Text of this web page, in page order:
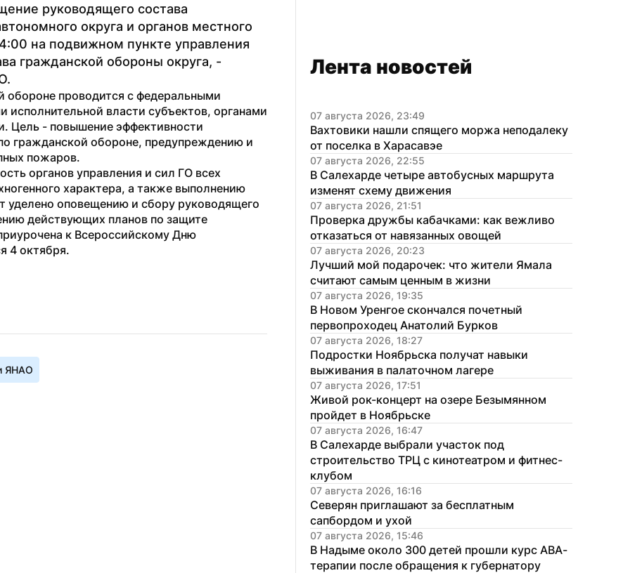
руководящего состава
округа и органов местного
на подвижном пункте управления
гражданской обороны округа, -
обороне проводится с федеральными
исполнительной власти субъектов, органами
Цель - повышение эффективности
гражданской обороне, предупреждению и
пожаров.
органов управления и сил ГО всех
характера, а также выполнению
уделено оповещению и сбору руководящего
действующих планов по защите
к Всероссийскому Дню
4 октября.
ЯНАО
Лента новостей
07 августа 2026, 23:49
Вахтовики нашли спящего моржа неподалеку
от поселка в Харасавэе
07 августа 2026, 22:55
В Салехарде четыре автобусных маршрута
изменят схему движения
07 августа 2026, 21:51
Проверка дружбы кабачками: как вежливо
отказаться от навязанных овощей
07 августа 2026, 20:23
Лучший мой подарочек: что жители Ямала
считают самым ценным в жизни
07 августа 2026, 19:35
В Новом Уренгое скончался почетный
первопроходец Анатолий Бурков
07 августа 2026, 18:27
Подростки Ноябрьска получат навыки
выживания в палаточном лагере
07 августа 2026, 17:51
Живой рок-концерт на озере Безымянном
пройдет в Ноябрьске
07 августа 2026, 16:47
В Салехарде выбрали участок под
строительство ТРЦ с кинотеатром и фитнес-
клубом
07 августа 2026, 16:16
Северян приглашают за бесплатным
сапбордом и ухой
07 августа 2026, 15:46
В Надыме около 300 детей прошли курс АВА-
терапии после обращения к губернатору